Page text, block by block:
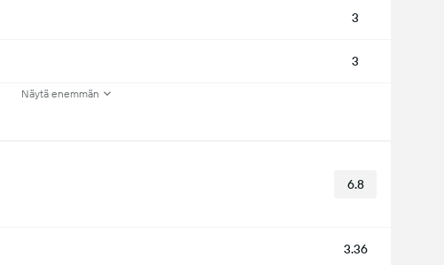
3
3
Näytä enemmän
6.8
3.36